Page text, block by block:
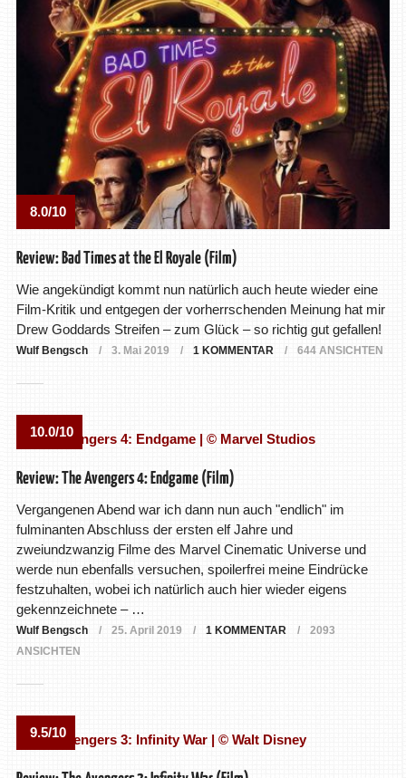
8.0/10
Review: Bad Times at the El Royale (Film)
Wie angekündigt kommt nun natürlich auch heute wieder eine
Film-Kritik und entgegen der vorherrschenden Meinung hat mir
Drew Goddards Streifen – zum Glück – so richtig gut gefallen!
Wulf Bengsch 3. Mai 2019 1 KOMMENTAR 644 ANSICHTEN
10.0/10
Review: The Avengers 4: Endgame (Film)
Vergangenen Abend war ich dann nun auch "endlich" im
fulminanten Abschluss der ersten elf Jahre und
zweiundzwanzig Filme des Marvel Cinematic Universe und
werde nun ebenfalls versuchen, spoilerfrei meine Eindrücke
festzuhalten, wobei ich natürlich auch hier wieder eigens
gekennzeichnete – …
Wulf Bengsch 25. April 2019 1 KOMMENTAR
2093
ANSICHTEN
9.5/10